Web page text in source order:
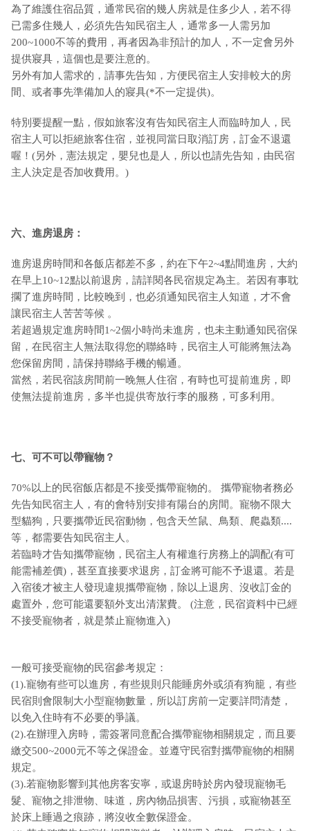
為了維護住宿品質，通常民宿的幾人房就是住多少人，若不得
已需多住幾人，必須先告知民宿主人，通常多一人需另加
200~1000不等的費用，再者因為非預計的加人，不一定會另外
提供寢具，這個也是要注意的。
另外有加人需求的，請事先告知，方便民宿主人安排較大的房
間、或者事先準備加人的寢具(*不一定提供)。
特別要提醒一點，假如旅客沒有告知民宿主人而臨時加人，民
宿主人可以拒絕旅客住宿，並視同當日取消訂房，訂金不退還
喔！(另外，憲法規定，嬰兒也是人，所以也請先告知，由民宿
主人決定是否加收費用。)
六、進房退房：
進房退房時間和各飯店都差不多，約在下午2~4點間進房，大約
在早上10~12點以前退房，請詳閱各民宿規定為主。若因有事耽
擱了進房時間，比較晚到，也必須通知民宿主人知道，才不會
讓民宿主人苦苦等候 。
若超過規定進房時間1~2個小時尚未進房，也未主動通知民宿保
留，在民宿主人無法取得您的聯絡時，民宿主人可能將無法為
您保留房間，請保持聯絡手機的暢通。
當然，若民宿該房間前一晚無人住宿，有時也可提前進房，即
使無法提前進房，多半也提供寄放行李的服務，可多利用。
七、可不可以帶寵物？
70%以上的民宿飯店都是不接受攜帶寵物的。 攜帶寵物者務必
先告知民宿主人，有的會特別安排有陽台的房間。寵物不限大
型貓狗，只要攜帶近民宿動物，包含天竺鼠、鳥類、爬蟲類....
等，都需要告知民宿主人。
若臨時才告知攜帶寵物，民宿主人有權進行房務上的調配(有可
能需補差價)，甚至直接要求退房，訂金將可能不予退還。若是
入宿後才被主人發現違規攜帶寵物，除以上退房、沒收訂金的
處置外，您可能還要額外支出清潔費。 (注意，民宿資料中已經
不接受寵物者，就是禁止寵物進入)
一般可接受寵物的民宿參考規定：
(1).寵物有些可以進房，有些規則只能睡房外或須有狗籠，有些
民宿則會限制大小型寵物數量，所以訂房前一定要詳問清楚，
以免入住時有不必要的爭議。
(2).在辦理入房時，需簽署同意配合攜帶寵物相關規定，而且要
繳交500~2000元不等之保證金。並遵守民宿對攜帶寵物的相關
規定。
(3).若寵物影響到其他房客安寧，或退房時於房內發現寵物毛
髮、寵物之排泄物、味道，房內物品損害、污損，或寵物甚至
於床上睡過之痕跡，將沒收全數保證金。